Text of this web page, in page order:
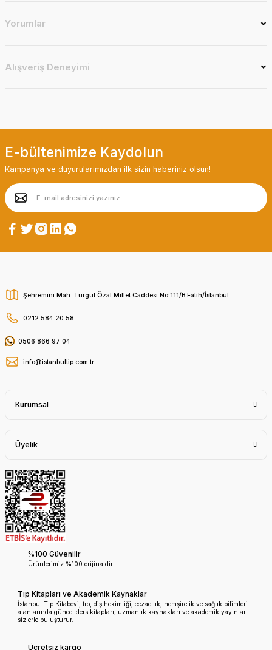
Yorumlar
Alışveriş Deneyimi
E-bültenimize Kaydolun
Kampanya ve duyurularımızdan ilk sizin haberiniz olsun!
Şehremini Mah. Turgut Özal Millet Caddesi No:111/B Fatih/İstanbul
0212 584 20 58
0506 866 97 04
info@istanbultip.com.tr
Kurumsal
Üyelik
%100 Güvenilir
Ürünlerimiz %100 orijinaldir.
Tıp Kitapları ve Akademik Kaynaklar
İstanbul Tıp Kitabevi; tıp, diş hekimliği, eczacılık, hemşirelik ve sağlık bilimleri
alanlarında güncel ders kitapları, uzmanlık kaynakları ve akademik yayınları
sizlerle buluşturur.
Ücretsiz kargo